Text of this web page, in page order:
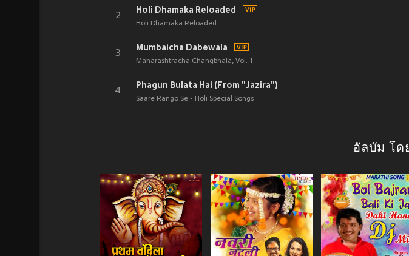
2
Holi Dhamaka Reloaded
Holi Dhamaka Reloaded
3
Mumbaicha Dabewala
Maharashtracha Changbhala, Vol. 1
4
Phagun Bulata Hai (From "Jazira")
Saare Rango Se - Holi Special Songs
อัลบัม โด